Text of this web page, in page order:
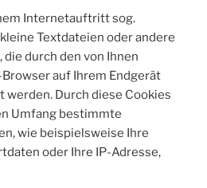
Internetauftritt sog.
Textdateien oder andere
durch den von Ihnen
auf Ihrem Endgerät
werden. Durch diese Cookies
Umfang bestimmte
wie beispielsweise Ihre
oder Ihre IP-Adresse,